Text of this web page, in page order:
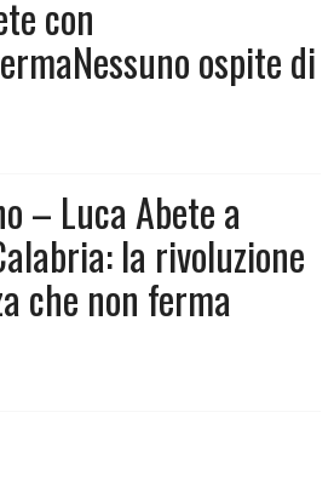
con
ospite di
– Luca Abete a
la rivoluzione
che non ferma